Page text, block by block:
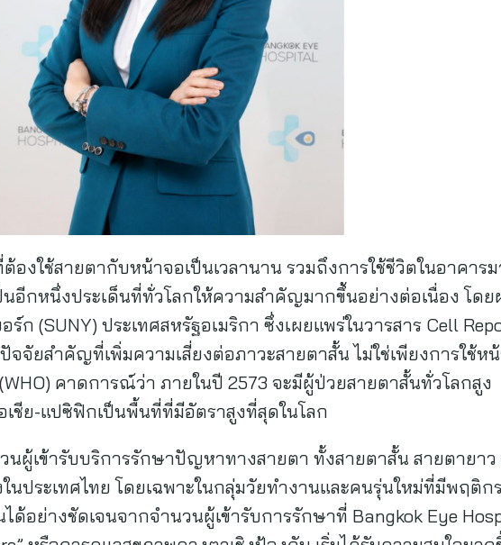
งใช้สายตากับหน้าจอเป็นเวลานาน รวมถึงการใช้ชีวิตในอาคาร
อีกหนึ่งประเด็นที่ทั่วโลกให้ความสำคัญมากขึ้นอย่างต่อเนื่อง โดย
(SUNY) ประเทศสหรัฐอเมริกา ซึ่งเผยแพร่ในวารสาร Cell
จจัยสำคัญที่เพิ่มความเสี่ยงต่อภาวะสายตาสั้น ไม่ใช่เพียงการใช้ห
คาดการณ์ว่า ภายในปี 2573 จะมีผู้ป่วยสายตาสั้นทั่วโลกสูง
ชีย-แปซิฟิกเป็นพื้นที่ที่มีอัตราสูงที่สุดในโลก
ผู้เข้ารับบริการรักษาปัญหาทางสายตา ทั้งสายตาสั้น สายตายาว
นประเทศไทย โดยเฉพาะในกลุ่มวัยทำงานและคนรุ่นใหม่ที่มีพฤติก
ด้อย่างชัดเจนจากจำนวนผู้เข้ารับการรักษาที่ Bangkok Eye